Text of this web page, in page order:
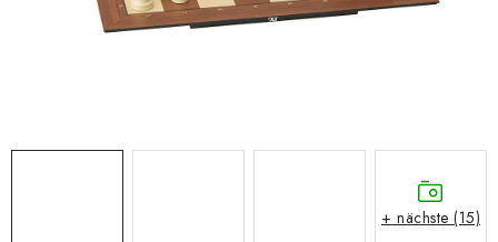
+ nächste (15)